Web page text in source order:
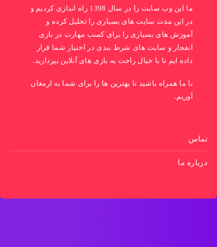
ما این وب سایت را در سال 1398 راه اندازی کردیم و
در این مدت سایت های بسیاری را تحلیل کرده و
آموزش های بسیاری را برای کسب مهارت در بازی
انفجار و سایت های شرط بندی در اختیار شما قرار
داده ایم تا با خیال راحت به بازی های آنلاین بپردازید.
با ما همراه باشید تا بهترین ها را برای شما به ارمغان
آوریم.
تماس
درباره ما